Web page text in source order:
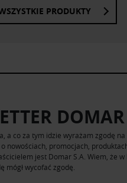
PRODUKTY
DOMAR
a co za tym idzie wyrażam zgodę na
nowościach, promocjach,
jest Domar S.A. Wiem, że w
mógł wycofać zgodę.